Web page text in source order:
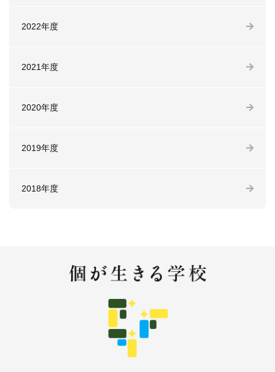
2022年度
2021年度
2020年度
2019年度
2018年度